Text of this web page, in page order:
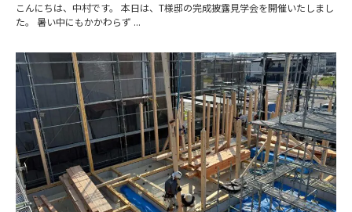
こんにちは、中村です。 本日は、T様邸の完成披露見学会を開催いたしまし
た。 暑い中にもかかわらず ...